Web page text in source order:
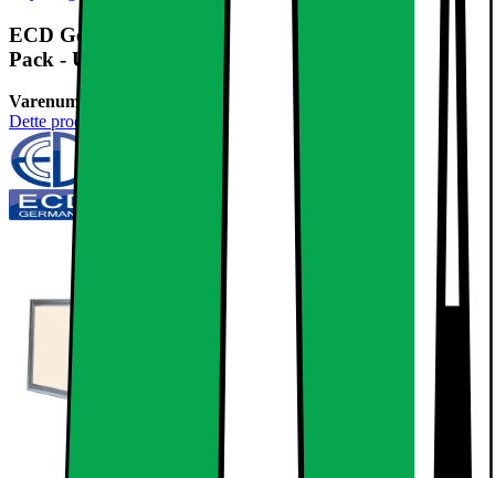
ECD Germany LED panel 18W - 60 x 30 cm - 3 er-
Pack - Ultraslim tynd - SMD 3014 -
Varenummer:
Dette produkt er endnu ikke blevet bedømt.